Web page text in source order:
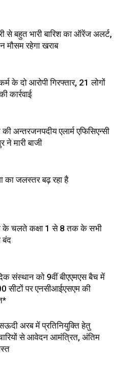
से बहुत भारी बारिश का ऑरेंज अलर्ट,
मौसम रहेगा खराब
के दो आरोपी गिरफ्तार, 21 लोगों
कार्रवाई
की अन्तरजनपदीय एलार्म एफिसिएन्सी
ने मारी बाजी
का जलस्तर बढ़ रहा है
के चलते कक्षा 1 से 8 तक के सभी
बंद
संस्थान को 9वीं बीएएमएस बैच में
सीटों पर एनसीआईएसएम की
अरब में प्रतिनियुक्ति हेतु
से आवेदन आमंत्रित, अंतिम